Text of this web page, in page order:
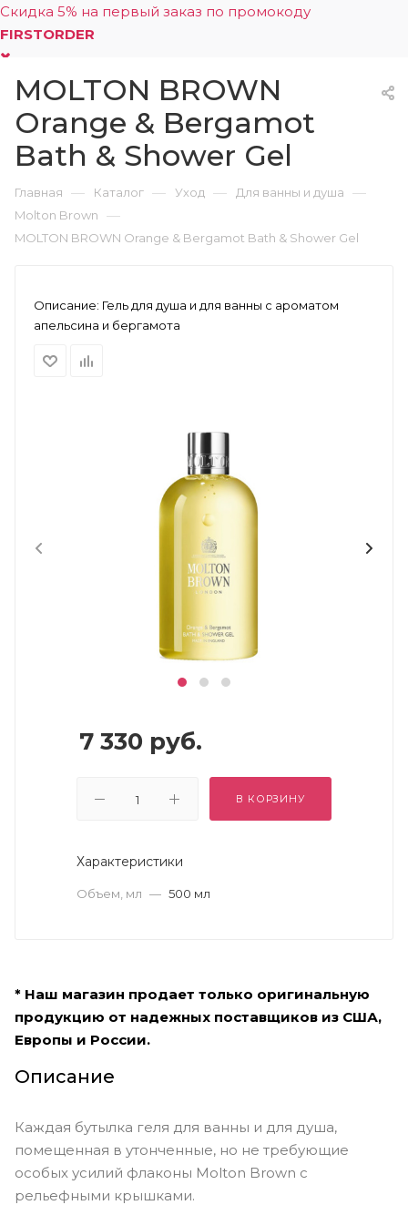
Скидка 5% на первый заказ по промокоду
FIRSTORDER
0
MOLTON BROWN
Orange & Bergamot
Bath & Shower Gel
Главная — Каталог — Уход — Для ванны и душа —
Molton Brown —
MOLTON BROWN Orange & Bergamot Bath & Shower Gel
Описание: Гель для душа и для ванны с ароматом
апельсина и бергамота
7 330 руб.
В КОРЗИНУ
Характеристики
Объем, мл — 500 мл
* Наш магазин продает только оригинальную
продукцию от надежных поставщиков из США,
Европы и России.
Описание
Каждая бутылка геля для ванны и для душа,
помещенная в утонченные, но не требующие
особых усилий флаконы Molton Brown с
рельефными крышками.